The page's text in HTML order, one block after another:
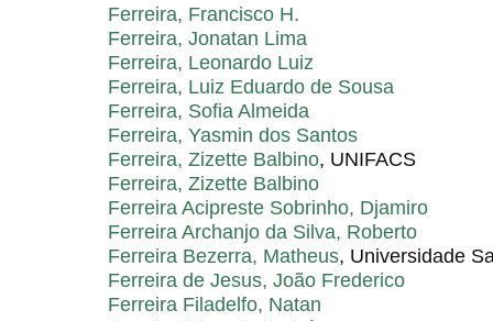
Ferreira, Francisco H.
Ferreira, Jonatan Lima
Ferreira, Leonardo Luiz
Ferreira, Luiz Eduardo de Sousa
Ferreira, Sofia Almeida
Ferreira, Yasmin dos Santos
Ferreira, Zizette Balbino, UNIFACS
Ferreira, Zizette Balbino
Ferreira Acipreste Sobrinho, Djamiro
Ferreira Archanjo da Silva, Roberto
Ferreira Bezerra, Matheus, Universidade
Ferreira de Jesus, João Frederico
Ferreira Filadelfo, Natan